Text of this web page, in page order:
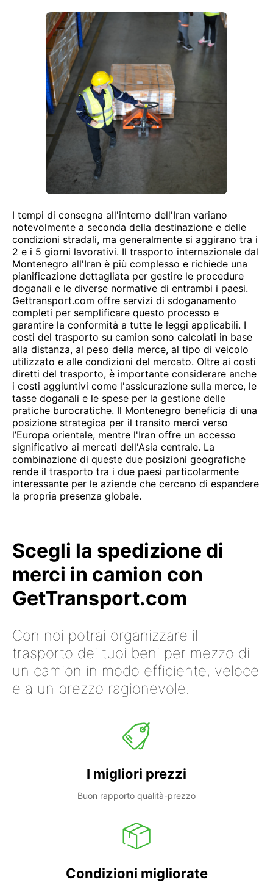
I tempi di consegna all'interno dell'Iran variano
notevolmente a seconda della destinazione e delle
condizioni stradali, ma generalmente si aggirano tra i
2 e i 5 giorni lavorativi. Il trasporto internazionale dal
Montenegro all'Iran è più complesso e richiede una
pianificazione dettagliata per gestire le procedure
doganali e le diverse normative di entrambi i paesi.
Gettransport.com offre servizi di sdoganamento
completi per semplificare questo processo e
garantire la conformità a tutte le leggi applicabili. I
costi del trasporto su camion sono calcolati in base
alla distanza, al peso della merce, al tipo di veicolo
utilizzato e alle condizioni del mercato. Oltre ai costi
diretti del trasporto, è importante considerare anche
i costi aggiuntivi come l'assicurazione sulla merce, le
tasse doganali e le spese per la gestione delle
pratiche burocratiche. Il Montenegro beneficia di una
posizione strategica per il transito merci verso
l’Europa orientale, mentre l'Iran offre un accesso
significativo ai mercati dell'Asia centrale. La
combinazione di queste due posizioni geografiche
rende il trasporto tra i due paesi particolarmente
interessante per le aziende che cercano di espandere
la propria presenza globale.
Scegli la spedizione di
merci in camion con
GetTransport.com
Con noi potrai organizzare il
trasporto dei tuoi beni per mezzo di
un camion in modo efficiente, veloce
e a un prezzo ragionevole.
I migliori prezzi
Buon rapporto qualità-prezzo
Condizioni migliorate